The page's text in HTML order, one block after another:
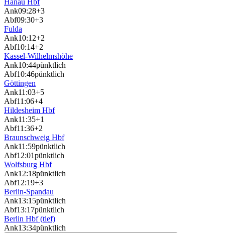
Hanau Hbf
Ank09:28+3
Abf09:30+3
Fulda
Ank10:12+2
Abf10:14+2
Kassel-Wilhelmshöhe
Ank10:44pünktlich
Abf10:46pünktlich
Göttingen
Ank11:03+5
Abf11:06+4
Hildesheim Hbf
Ank11:35+1
Abf11:36+2
Braunschweig Hbf
Ank11:59pünktlich
Abf12:01pünktlich
Wolfsburg Hbf
Ank12:18pünktlich
Abf12:19+3
Berlin-Spandau
Ank13:15pünktlich
Abf13:17pünktlich
Berlin Hbf (tief)
Ank13:34pünktlich